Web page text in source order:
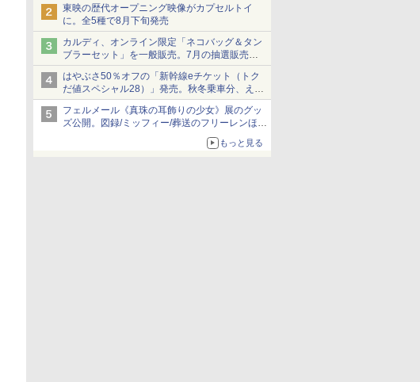
東映の歴代オープニング映像がカプセルトイ
に。全5種で8月下旬発売
カルディ、オンライン限定「ネコバッグ＆タン
ブラーセット」を一般販売。7月の抽選販売の
当選無効分
はやぶさ50％オフの「新幹線eチケット（トク
だ値スペシャル28）」発売。秋冬乗車分、えき
ねっと限定
フェルメール《真珠の耳飾りの少女》展のグッ
ズ公開。図録/ミッフィー/葬送のフリーレンほ
もっと見る